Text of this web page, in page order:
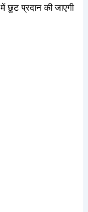
छुट प्रदान की जाएगी